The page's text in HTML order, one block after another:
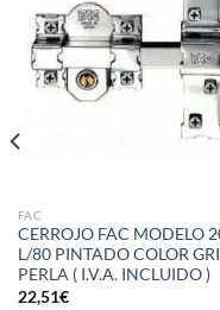
FAC
CERROJO FAC MODELO
L/80 PINTADO COLOR
PERLA ( I.V.A. INCLUIDO )
22,51€